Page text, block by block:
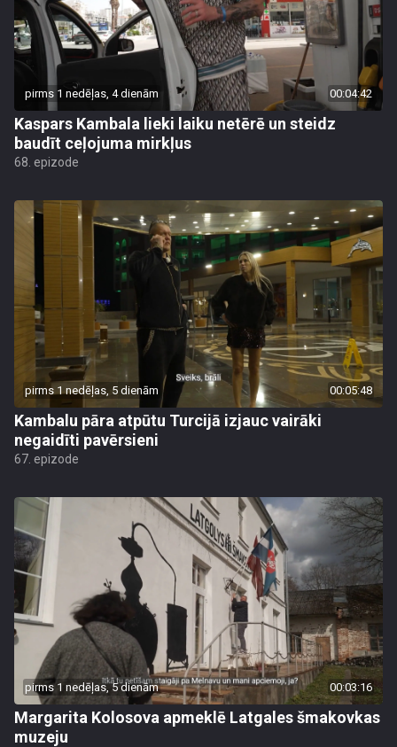
pirms 1 nedēļas, 4 dienām 00:04:42
Kaspars Kambala lieki laiku netērē un steidz
baudīt ceļojuma mirkļus
68. epizode
pirms 1 nedēļas, 5 dienām 00:05:48
Kambalu pāra atpūtu Turcijā izjauc vairāki
negaidīti pavērsieni
67. epizode
pirms 1 nedēļas, 5 dienām 00:03:16
Margarita Kolosova apmeklē Latgales šmakovkas
muzeju